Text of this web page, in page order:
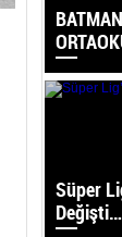
Süper
Değişti…